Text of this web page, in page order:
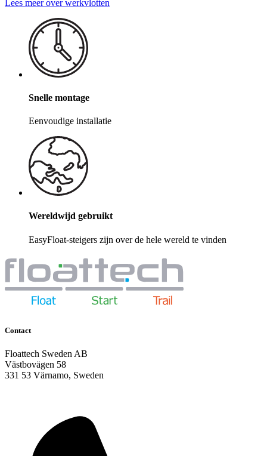
Lees meer over werkvlotten
Snelle montage
Eenvoudige installatie
Wereldwijd gebruikt
EasyFloat-steigers zijn over de hele wereld te vinden
Contact
Floattech Sweden AB
Västbovägen 58
331 53 Värnamo, Sweden